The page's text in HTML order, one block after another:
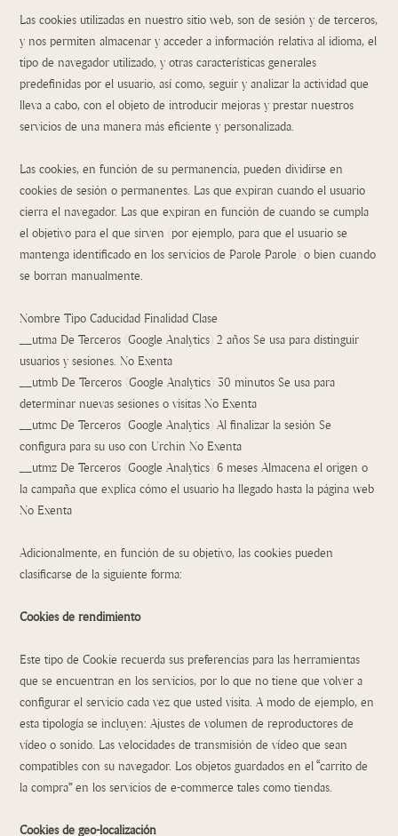
Las cookies utilizadas en nuestro sitio web, son de sesión y de terceros,
y nos permiten almacenar y acceder a información relativa al idioma, el
tipo de navegador utilizado, y otras características generales
predefinidas por el usuario, así como, seguir y analizar la actividad que
lleva a cabo, con el objeto de introducir mejoras y prestar nuestros
servicios de una manera más eficiente y personalizada.
Las cookies, en función de su permanencia, pueden dividirse en
cookies de sesión o permanentes. Las que expiran cuando el usuario
cierra el navegador. Las que expiran en función de cuando se cumpla
el objetivo para el que sirven (por ejemplo, para que el usuario se
mantenga identificado en los servicios de Parole Parole) o bien cuando
se borran manualmente.
Nombre Tipo Caducidad Finalidad Clase
__utma De Terceros (Google Analytics) 2 años Se usa para distinguir
usuarios y sesiones. No Exenta
__utmb De Terceros (Google Analytics) 30 minutos Se usa para
determinar nuevas sesiones o visitas No Exenta
__utmc De Terceros (Google Analytics) Al finalizar la sesión Se
configura para su uso con Urchin No Exenta
__utmz De Terceros (Google Analytics) 6 meses Almacena el origen o
la campaña que explica cómo el usuario ha llegado hasta la página web
No Exenta
Adicionalmente, en función de su objetivo, las cookies pueden
clasificarse de la siguiente forma:
Cookies de rendimiento
Este tipo de Cookie recuerda sus preferencias para las herramientas
que se encuentran en los servicios, por lo que no tiene que volver a
configurar el servicio cada vez que usted visita. A modo de ejemplo, en
esta tipología se incluyen: Ajustes de volumen de reproductores de
vídeo o sonido. Las velocidades de transmisión de vídeo que sean
compatibles con su navegador. Los objetos guardados en el “carrito de
la compra” en los servicios de e-commerce tales como tiendas.
Cookies de geo-localización